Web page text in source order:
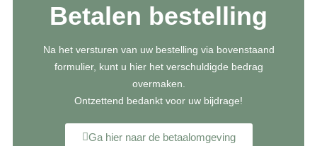
Betalen bestelling
Na het versturen van uw bestelling via bovenstaand
formulier, kunt u hier het verschuldigde bedrag
overmaken.
Ontzettend bedankt voor uw bijdrage!
Ga hier naar de betaalomgeving